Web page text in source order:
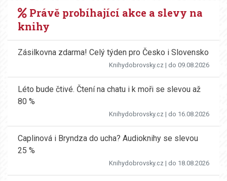
Právě probíhající akce a slevy na
knihy
Zásilkovna zdarma! Celý týden pro Česko i Slovensko
Knihydobrovsky.cz | do 09.08.2026
Léto bude čtivé. Čtení na chatu i k moři se slevou až
80 %
Knihydobrovsky.cz | do 16.08.2026
Caplinová i Bryndza do ucha? Audioknihy se slevou
25 %
Knihydobrovsky.cz | do 18.08.2026